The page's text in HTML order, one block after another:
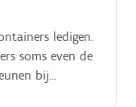
ledigen.
de
bij